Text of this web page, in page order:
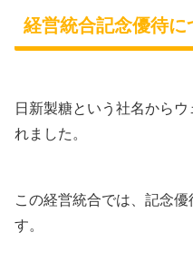
経営統合記念優待に
日新製糖という社名から
れました。
この経営統合では、記念
す。